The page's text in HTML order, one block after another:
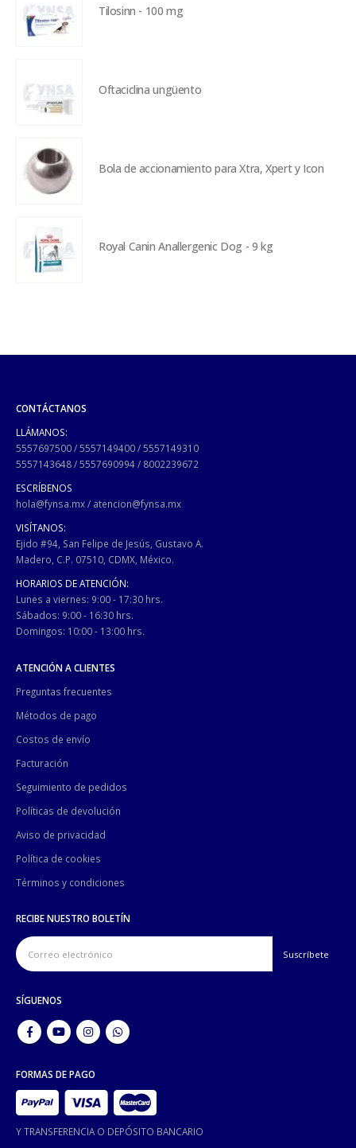
Tilosinn - 100 mg
Oftaciclina ungüento
Bola de accionamiento para Xtra, Xpert y Icon
Royal Canin Anallergenic Dog - 9 kg
CONTÁCTANOS
LLÁMANOS:
5557697500/5557149400/5557149310
5557143648/5557690994/ 8002239672
ESCRÍBENOS
hola@fynsa.mx/ atencion@fynsa.mx
VISÍTANOS:
Ejido #94, San Felipe de Jesús, Gustavo A.
Madero, C.P. 07510, CDMX, México.
HORARIOS DE ATENCIÓN:
Lunes a viernes: 9:00 - 17:30 hrs.
Sábados: 9:00 - 16:30 hrs.
Domingos: 10:00 - 13:00 hrs.
ATENCIÓN A CLIENTES
Preguntas frecuentes
Métodos de pago
Costos de envío
Facturación
Seguimiento de pedidos
Políticas de devolución
Aviso de privacidad
Política de cookies
Términos y condiciones
RECIBE NUESTRO BOLETÍN
SÍGUENOS
FORMAS DE PAGO
Y TRANSFERENCIA O DEPÓSITO BANCARIO